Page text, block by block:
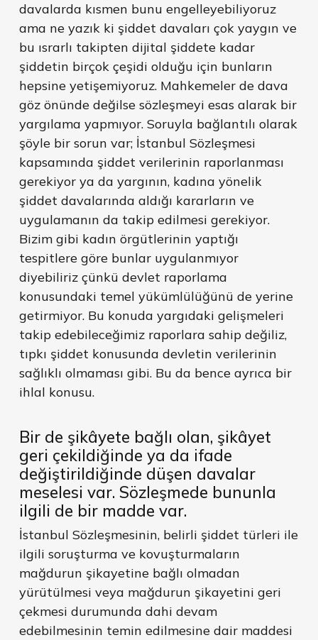
davalarda kısmen bunu engelleyebiliyoruz
ama ne yazık ki şiddet davaları çok yaygın ve
bu ısrarlı takipten dijital şiddete kadar
şiddetin birçok çeşidi olduğu için bunların
hepsine yetişemiyoruz. Mahkemeler de dava
göz önünde değilse sözleşmeyi esas alarak bir
yargılama yapmıyor. Soruyla bağlantılı olarak
şöyle bir sorun var; İstanbul Sözleşmesi
kapsamında şiddet verilerinin raporlanması
gerekiyor ya da yargının, kadına yönelik
şiddet davalarında aldığı kararların ve
uygulamanın da takip edilmesi gerekiyor.
Bizim gibi kadın örgütlerinin yaptığı
tespitlere göre bunlar uygulanmıyor
diyebiliriz çünkü devlet raporlama
konusundaki temel yükümlülüğünü de yerine
getirmiyor. Bu konuda yargıdaki gelişmeleri
takip edebileceğimiz raporlara sahip değiliz,
tıpkı şiddet konusunda devletin verilerinin
sağlıklı olmaması gibi. Bu da bence ayrıca bir
ihlal konusu.
Bir de şikâyete bağlı olan, şikâyet
geri çekildiğinde ya da ifade
değiştirildiğinde düşen davalar
meselesi var. Sözleşmede bununla
ilgili de bir madde var.
İstanbul Sözleşmesinin, belirli şiddet türleri ile
ilgili soruşturma ve kovuşturmaların
mağdurun şikayetine bağlı olmadan
yürütülmesi veya mağdurun şikayetini geri
çekmesi durumunda dahi devam
edebilmesinin temin edilmesine dair maddesi